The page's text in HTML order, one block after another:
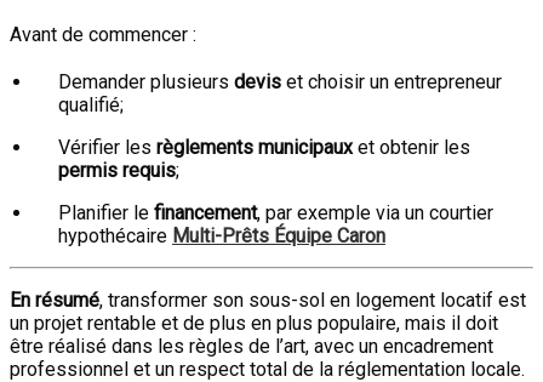
Avant de commencer :
Demander plusieurs devis et choisir un entrepreneur
qualifié;
Vérifier les règlements municipauxet obtenir les
permis requis;
Planifier le financement, par exemple via un courtier
hypothécaire Multi-Prêts Équipe Caron
En résumé, transformer son sous-sol en logement locatif est
un projet rentable et de plus en plus populaire, mais il doit
être réalisé dans les règles de l’art, avec un encadrement
professionnel et un respect total de la réglementation locale.